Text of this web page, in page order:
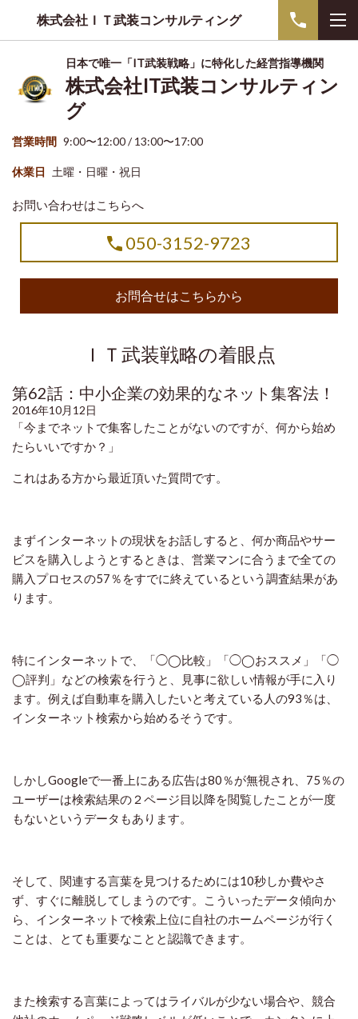
株式会社ＩＴ武装コンサルティング
日本で唯一「IT武装戦略」に特化した経営指導機関
株式会社IT武装コンサルティン
グ
営業時間 9:00〜12:00 / 13:00〜17:00
休業日 土曜・日曜・祝日
お問い合わせはこちらへ
050-3152-9723
お問合せはこちらから
ＩＴ武装戦略の着眼点
第62話：中小企業の効果的なネット集客法！
2016年10月12日
「今までネットで集客したことがないのですが、何から始め
たらいいですか？」
これはある方から最近頂いた質問です。
まずインターネットの現状をお話しすると、何か商品やサー
ビスを購入しようとするときは、営業マンに合うまで全ての
購入プロセスの57 ％をすでに終えているという調査結果があ
ります。
特にインターネットで、「◯◯比較」「◯◯おススメ」「◯
◯評判」などの検索を行うと、見事に欲しい情報が手に入り
ます。例えば自動車を購入したいと考えている人の93 ％は、
インターネット検索から始めるそうです。
しかしGoogleで一番上にある広告は80 ％が無視され、 75 ％の
ユーザーは検索結果の２ページ目以降を閲覧したことが一度
もないというデータもあります。
そして、関連する言葉を見つけるためには10秒しか費やさ
ず、すぐに離脱してしまうのです。こういったデータ傾向か
ら、インターネットで検索上位に自社のホームページが行く
ことは、とても重要なことと認識できます。
また検索する言葉によってはライバルが少ない場合や、競合